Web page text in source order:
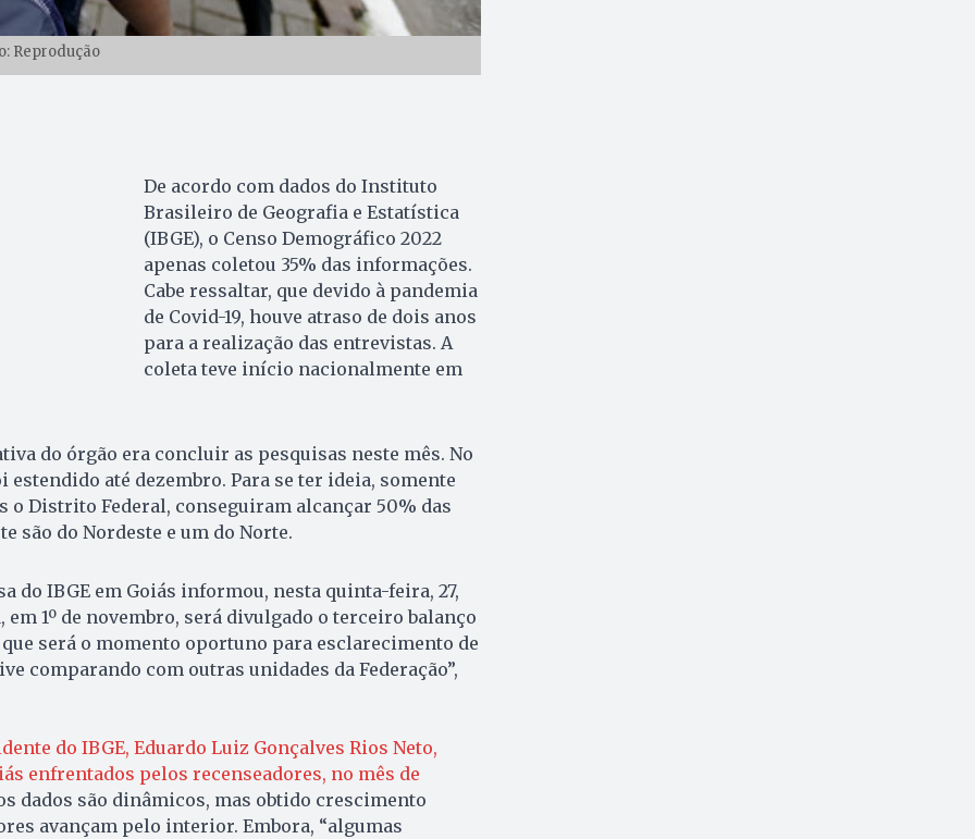
Reprodução
De acordo com dados do Instituto
Brasileiro de Geografia e Estatística
(IBGE), o Censo Demográfico 2022
apenas coletou 35% das informações.
Cabe ressaltar, que devido à pandemia
de Covid-19, houve atraso de dois anos
para a realização das entrevistas. A
coleta teve início nacionalmente em
do órgão era concluir as pesquisas neste mês. No
até dezembro. Para se ter ideia, somente
o Distrito Federal, conseguiram alcançar 50% das
são do Nordeste e um do Norte.
do IBGE em Goiás informou, nesta quinta-feira, 27,
1º de novembro, será divulgado o terceiro balanço
será o momento oportuno para esclarecimento de
comparando com outras unidades da Federação”,
do IBGE, Eduardo Luiz Gonçalves Rios Neto,
enfrentados pelos recenseadores, no mês de
dados são dinâmicos, mas obtido crescimento
avançam pelo interior. Embora, “algumas